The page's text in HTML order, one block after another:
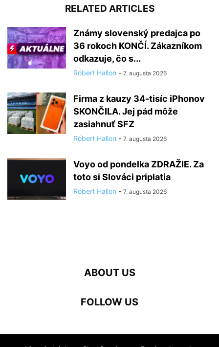
RELATED ARTICLES
Známy slovenský predajca po
36 rokoch KONČÍ. Zákazníkom
odkazuje, čo s...
Róbert Hallon - 7. augusta 2026
Firma z kauzy 34-tisíc iPhonov
SKONČILA. Jej pád môže
zasiahnuť SFZ
Róbert Hallon - 7. augusta 2026
Voyo od pondelka ZDRAŽIE. Za
toto si Slováci priplatia
Róbert Hallon - 7. augusta 2026
ABOUT US
FOLLOW US